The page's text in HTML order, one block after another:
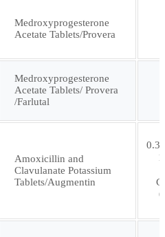
第六十批
第六十二批
第六十四批
第六十八批
第七十批
Medroxyprogesterone
Acetate Tablets/Provera
Medroxyprogesterone
Acetate Tablets/ Provera
/Farlutal
Amoxicillin and
Clavulanate Potassium
Tablets/Augmentin